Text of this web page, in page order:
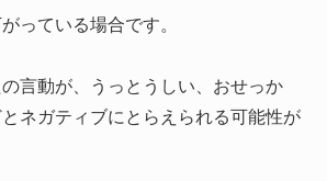
っている場合です。
言動が、うっとうしい、おせっか
ネガティブにとらえられる可能性が